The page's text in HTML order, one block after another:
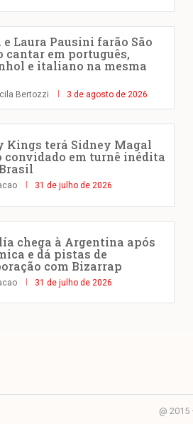
e Laura Pausini farão São
cantar em português,
e italiano na mesma
Bertozzi 3 de agosto de 2026
Kings terá Sidney Magal
convidado em turnê inédita
31 de julho de 2026
chega à Argentina após
e dá pistas de
com Bizarrap
31 de julho de 2026
@